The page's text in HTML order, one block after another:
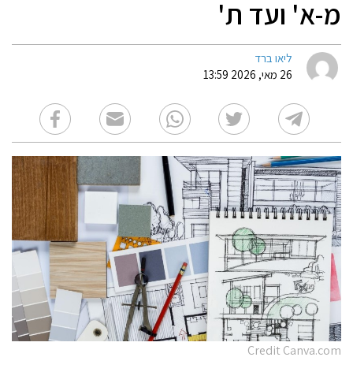
מ-א' ועד ת'
ליאו ברד
26 מאי, 2026 13:59
Credit Canva.com